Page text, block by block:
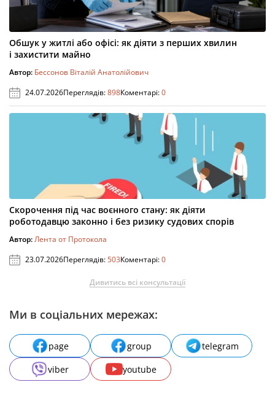
Обшук у житлі або офісі: як діяти з перших хвилин
і захистити майно
Автор: Бессонов Віталій Анатолійович
24.07.2026Переглядів:898Коментарі:0
Скорочення під час воєнного стану: як діяти
роботодавцю законно і без ризику судових спорів
Автор:Лента от Протокола
23.07.2026Переглядів:503Коментарі:0
Дивитись всі консультації
Ми в соціальних мережах:
page group
telegram
viber
youtube